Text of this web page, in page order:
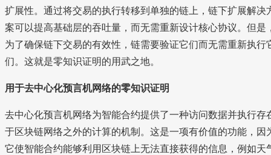
扩展性。通过将交易的执行转移到单独的链上，链下扩展解决
案可以提高基础层的吞吐量，而无需重新设计核心协议。但是
为了确保链下交易的有效性，链需要验证它们而无需重新执行
们。这就是零知识证明的用武之地。
用于去中心化预言机网络的零知识证明
去中心化预言机网络为智能合约提供了一种访问数据并执行存
于区块链网络之外的计算的机制。这是一项有价值的功能，因
它使智能合约能够利用区块链上无法直接获得的信息，例如天